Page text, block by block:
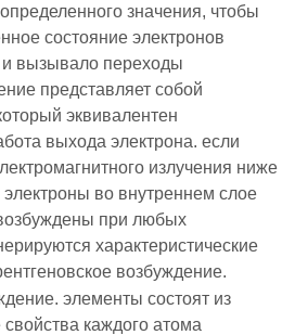
значения, чтобы
состояние электронов
вызывало переходы
представляет собой
эквивалентен
выхода электрона. если
излучения ниже
во внутреннем слое
при любых
характеристические
возбуждение.
элементы состоят из
каждого атома